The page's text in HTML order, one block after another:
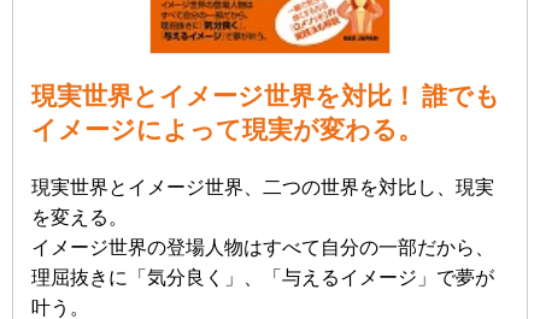
現実世界とイメージ世界を対比！ 誰でも
イメージによって現実が変わる。
現実世界とイメージ世界、二つの世界を対比し、現実
を変える。
イメージ世界の登場人物はすべて自分の一部だから、
理屈抜きに「気分良く」、「与えるイメージ」で夢が
叶う。